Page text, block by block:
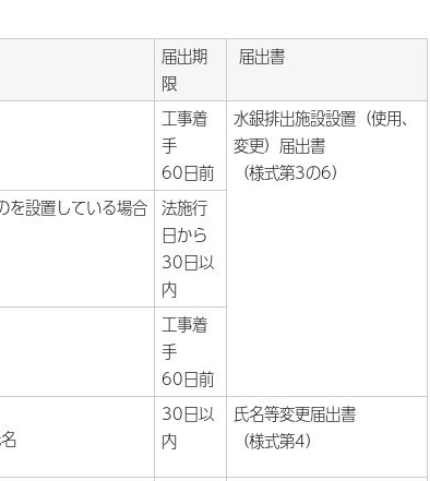
届出期
限
届出書
工事着
手
60日前
水銀排出施設設置（使用、
変更）届出書
（様式第3の6）
を設置している場合 法施行
日から
30日以
内
工事着
手
60日前
30日以
内
氏名等変更届出書
（様式第4）